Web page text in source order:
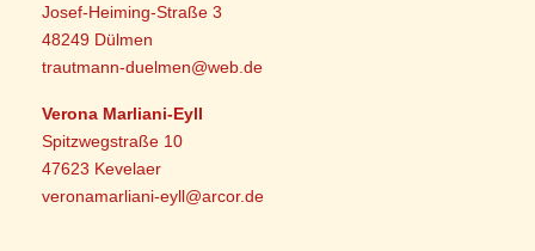
Josef-Heiming-Straße 3
48249 Dülmen
trautmann-duelmen@web.de
Verona Marliani-Eyll
Spitzwegstraße 10
47623 Kevelaer
veronamarliani-eyll@arcor.de